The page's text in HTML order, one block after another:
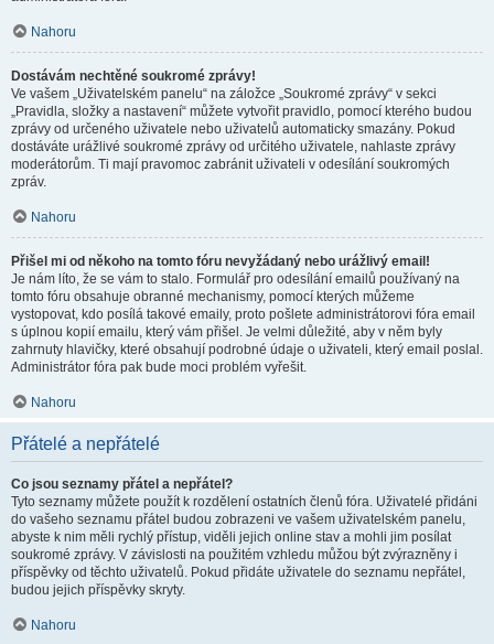
Nahoru
Dostávám nechtěné soukromé zprávy!
Ve vašem „Uživatelském panelu“ na záložce „Soukromé zprávy“ v sekci
„Pravidla, složky a nastavení“ můžete vytvořit pravidlo, pomocí kterého budou
zprávy od určeného uživatele nebo uživatelů automaticky smazány. Pokud
dostáváte urážlivé soukromé zprávy od určitého uživatele, nahlaste zprávy
moderátorům. Ti mají pravomoc zabránit uživateli v odesílání soukromých
zpráv.
Nahoru
Přišel mi od někoho na tomto fóru nevyžádaný nebo urážlivý email!
Je nám líto, že se vám to stalo. Formulář pro odesílání emailů používaný na
tomto fóru obsahuje obranné mechanismy, pomocí kterých můžeme
vystopovat, kdo posílá takové emaily, proto pošlete administrátorovi fóra email
s úplnou kopií emailu, který vám přišel. Je velmi důležité, aby v něm byly
zahrnuty hlavičky, které obsahují podrobné údaje o uživateli, který email poslal.
Administrátor fóra pak bude moci problém vyřešit.
Nahoru
Přátelé a nepřátelé
Co jsou seznamy přátel a nepřátel?
Tyto seznamy můžete použít k rozdělení ostatních členů fóra. Uživatelé přidáni
do vašeho seznamu přátel budou zobrazeni ve vašem uživatelském panelu,
abyste k nim měli rychlý přístup, viděli jejich online stav a mohli jim posílat
soukromé zprávy. V závislosti na použitém vzhledu můžou být zvýrazněny i
příspěvky od těchto uživatelů. Pokud přidáte uživatele do seznamu nepřátel,
budou jejich příspěvky skryty.
Nahoru